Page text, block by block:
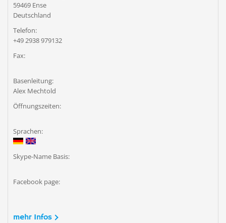
59469 Ense
Deutschland
Telefon:
+49 2938 979132
Fax:
Basenleitung:
Alex Mechtold
Öffnungszeiten:
Sprachen:
Skype-Name Basis:
Facebook page:
mehr Infos